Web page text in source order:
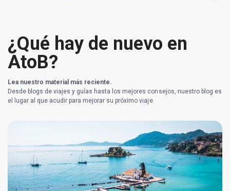
¿Qué hay de nuevo en
AtoB?
Lea nuestro material más reciente.
Desde blogs de viajes y guías hasta los mejores consejos, nuestro blog es
el lugar al que acudir para mejorar su próximo viaje.